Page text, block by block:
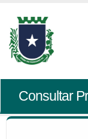
Consultar